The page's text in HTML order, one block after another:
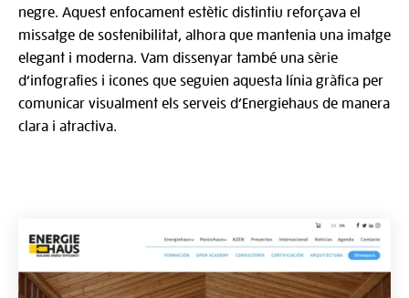
negre. Aquest enfocament estètic distintiu reforçava el
missatge de sostenibilitat, alhora que mantenia una imatge
elegant i moderna. Vam dissenyar també una sèrie
d’infografies i icones que seguien aquesta línia gràfica per
comunicar visualment els serveis d’Energiehaus de manera
clara i atractiva.